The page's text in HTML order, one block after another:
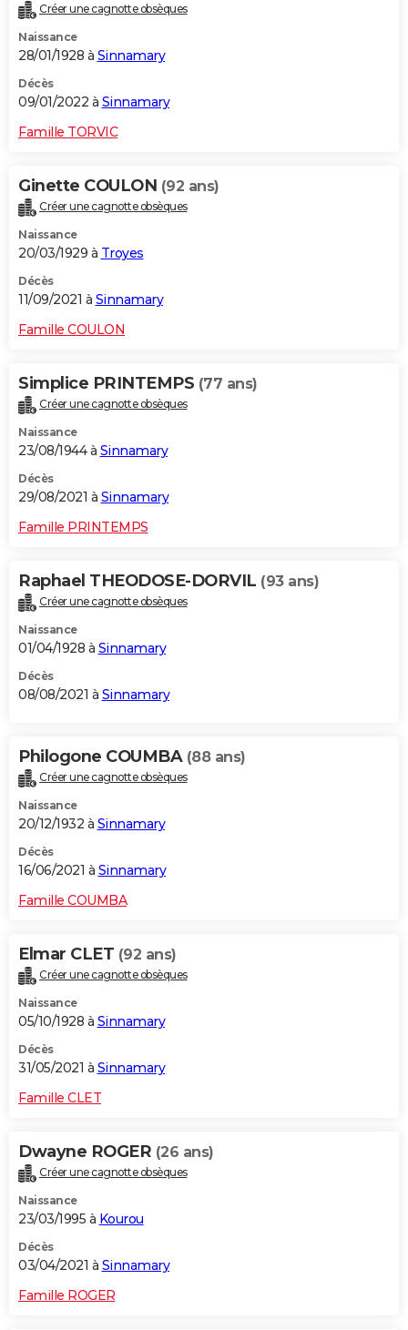
Créer une cagnotte obsèques
Naissance
28/01/1928 à Sinnamary
Décès
09/01/2022 à Sinnamary
Famille TORVIC
Ginette COULON (92 ans)
Créer une cagnotte obsèques
Naissance
20/03/1929 à Troyes
Décès
11/09/2021 à Sinnamary
Famille COULON
Simplice PRINTEMPS (77 ans)
Créer une cagnotte obsèques
Naissance
23/08/1944 à Sinnamary
Décès
29/08/2021 à Sinnamary
Famille PRINTEMPS
Raphael THEODOSE-DORVIL (93 ans)
Créer une cagnotte obsèques
Naissance
01/04/1928 à Sinnamary
Décès
08/08/2021 à Sinnamary
Philogone COUMBA (88 ans)
Créer une cagnotte obsèques
Naissance
20/12/1932 à Sinnamary
Décès
16/06/2021 à Sinnamary
Famille COUMBA
Elmar CLET (92 ans)
Créer une cagnotte obsèques
Naissance
05/10/1928 à Sinnamary
Décès
31/05/2021 à Sinnamary
Famille CLET
Dwayne ROGER (26 ans)
Créer une cagnotte obsèques
Naissance
23/03/1995 à Kourou
Décès
03/04/2021 à Sinnamary
Famille ROGER